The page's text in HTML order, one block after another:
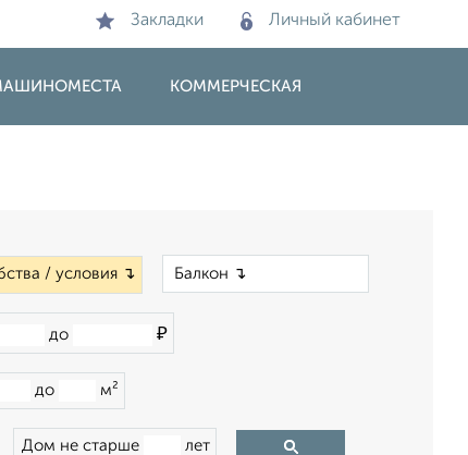
Закладки Личный кабинет
КОММЕРЧЕСКАЯ
/ условия ↴
до ₽
до м²
Дом не старше лет